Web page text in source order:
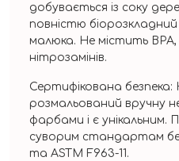
добувається із соку
повністю біорозкладний
малюка. Не містить
нітрозамінів.
Сертифікована безпека:
розмальований вручну
фарбами і є унікальним.
суворим стандартам
та ASTM F963-11.